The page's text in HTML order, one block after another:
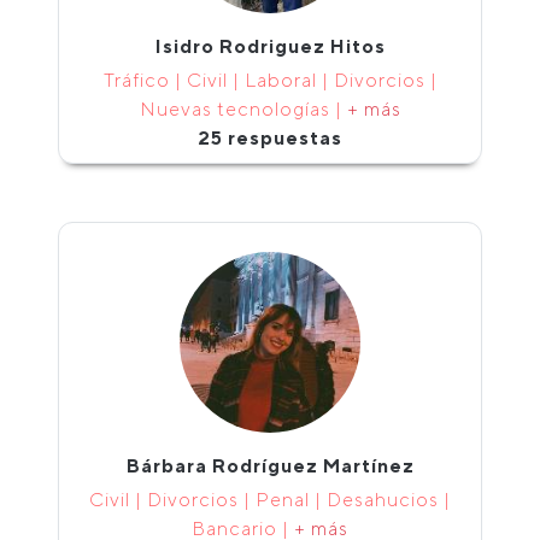
Isidro Rodriguez Hitos
Tráfico | Civil | Laboral | Divorcios |
Nuevas tecnologías | + más
25 respuestas
Bárbara Rodríguez Martínez
Civil | Divorcios | Penal | Desahucios |
Bancario | + más